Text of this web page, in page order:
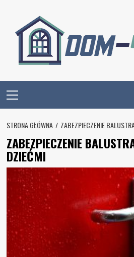
content
Menu
STRONA GŁÓWNA ZABEZPIECZENIE
ZABEZPIECZENIE
DZIEĆMI